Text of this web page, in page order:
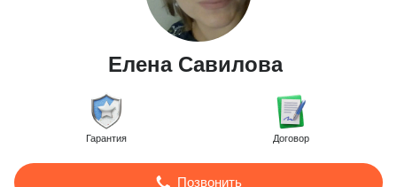
Елена Савилова
Гарантия Договор
Позвонить